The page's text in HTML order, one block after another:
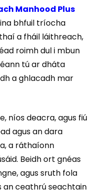
Manhood Plus
bhfuil tríocha
a fháil láithreach,
roimh dul i mbun
tú ar dháta
a ghlacadh mar
níos deacra, agus fiú
agus an dara
a ráthaíonn
Beidh ort gnéas
agus sruth fola
an ceathrú seachtain